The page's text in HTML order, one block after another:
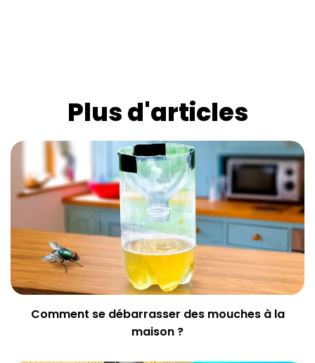
Plus d'articles
Comment se débarrasser des mouches à la
maison ?